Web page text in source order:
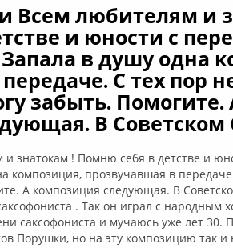
Всем любителям и
и юности с
в душу одна
С тех пор
забыть. Помогите.
В Советском
знатокам ! Помню себя в детстве и
композиция, прозвучавшая в
А композиция следующая. В
. Так он играл с народным
саксофониста и мучаюсь уже лет 30.
Порушки, но на эту композицию так